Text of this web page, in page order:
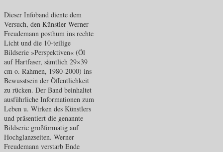
Dieser Infoband diente dem
Versuch, den Künstler Werner
Freudemann posthum ins rechte
Licht und die 10-teilige
Bildserie »Perspektiven« (Öl
auf Hartfaser, sämtlich 29×39
cm o. Rahmen, 1980-2000) ins
Bewusstsein der Öffentlichkeit
zu rücken. Der Band beinhaltet
ausführliche Informationen zum
Leben u. Wirken des Künstlers
und präsentiert die genannte
Bildserie großformatig auf
Hochglanzseiten. Werner
Freudemann verstarb Ende